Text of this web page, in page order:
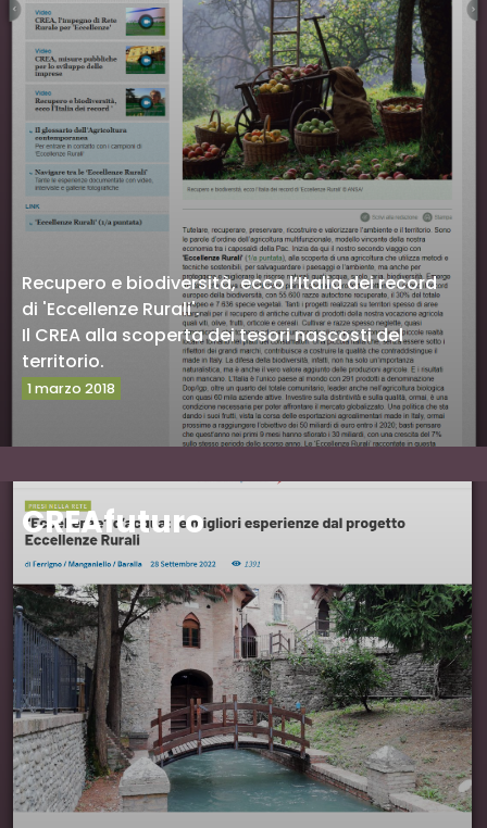
Recupero e biodiversità, ecco l’Italia dei record
di 'Eccellenze Rurali'.
Il CREA alla scoperta dei tesori nascosti del
territorio.
1 marzo 2018
CREAfuturo